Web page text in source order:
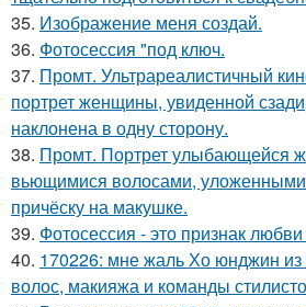
35. Изображение меня создай.
36. Фотосессия "под ключ.
37. Промт. Ультрареалистичный
портрет женщины, увиденной
наклонена в одну сторону.
38. Промт. Портрет улыбающейся
вьющимися волосами,
причёску на макушке.
39. Фотосессия - это признак любви
40. 170226: мне жаль Хо юнджин из
волос, макияжа и команды